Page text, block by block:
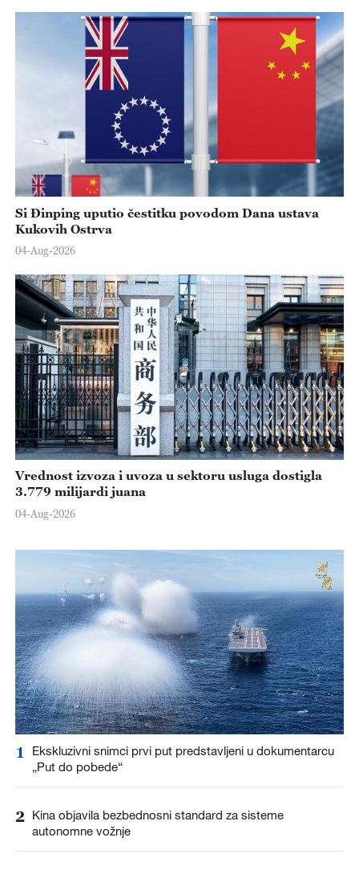
Si Đinping uputio čestitku povodom Dana ustava
Kukovih Ostrva
04-Aug-2026
Vrednost izvoza i uvoza u sektoru usluga dostigla
3.779 milijardi juana
04-Aug-2026
1
Ekskluzivni snimci prvi put predstavljeni u dokumentarcu
„Put do pobede“
2 Kina objavila bezbednosni standard za sisteme
autonomne vožnje